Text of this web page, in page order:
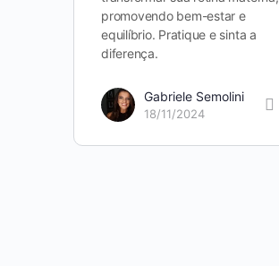
promovendo bem-estar e
equilíbrio. Pratique e sinta a
diferença.
Gabriele Semolini
18/11/2024